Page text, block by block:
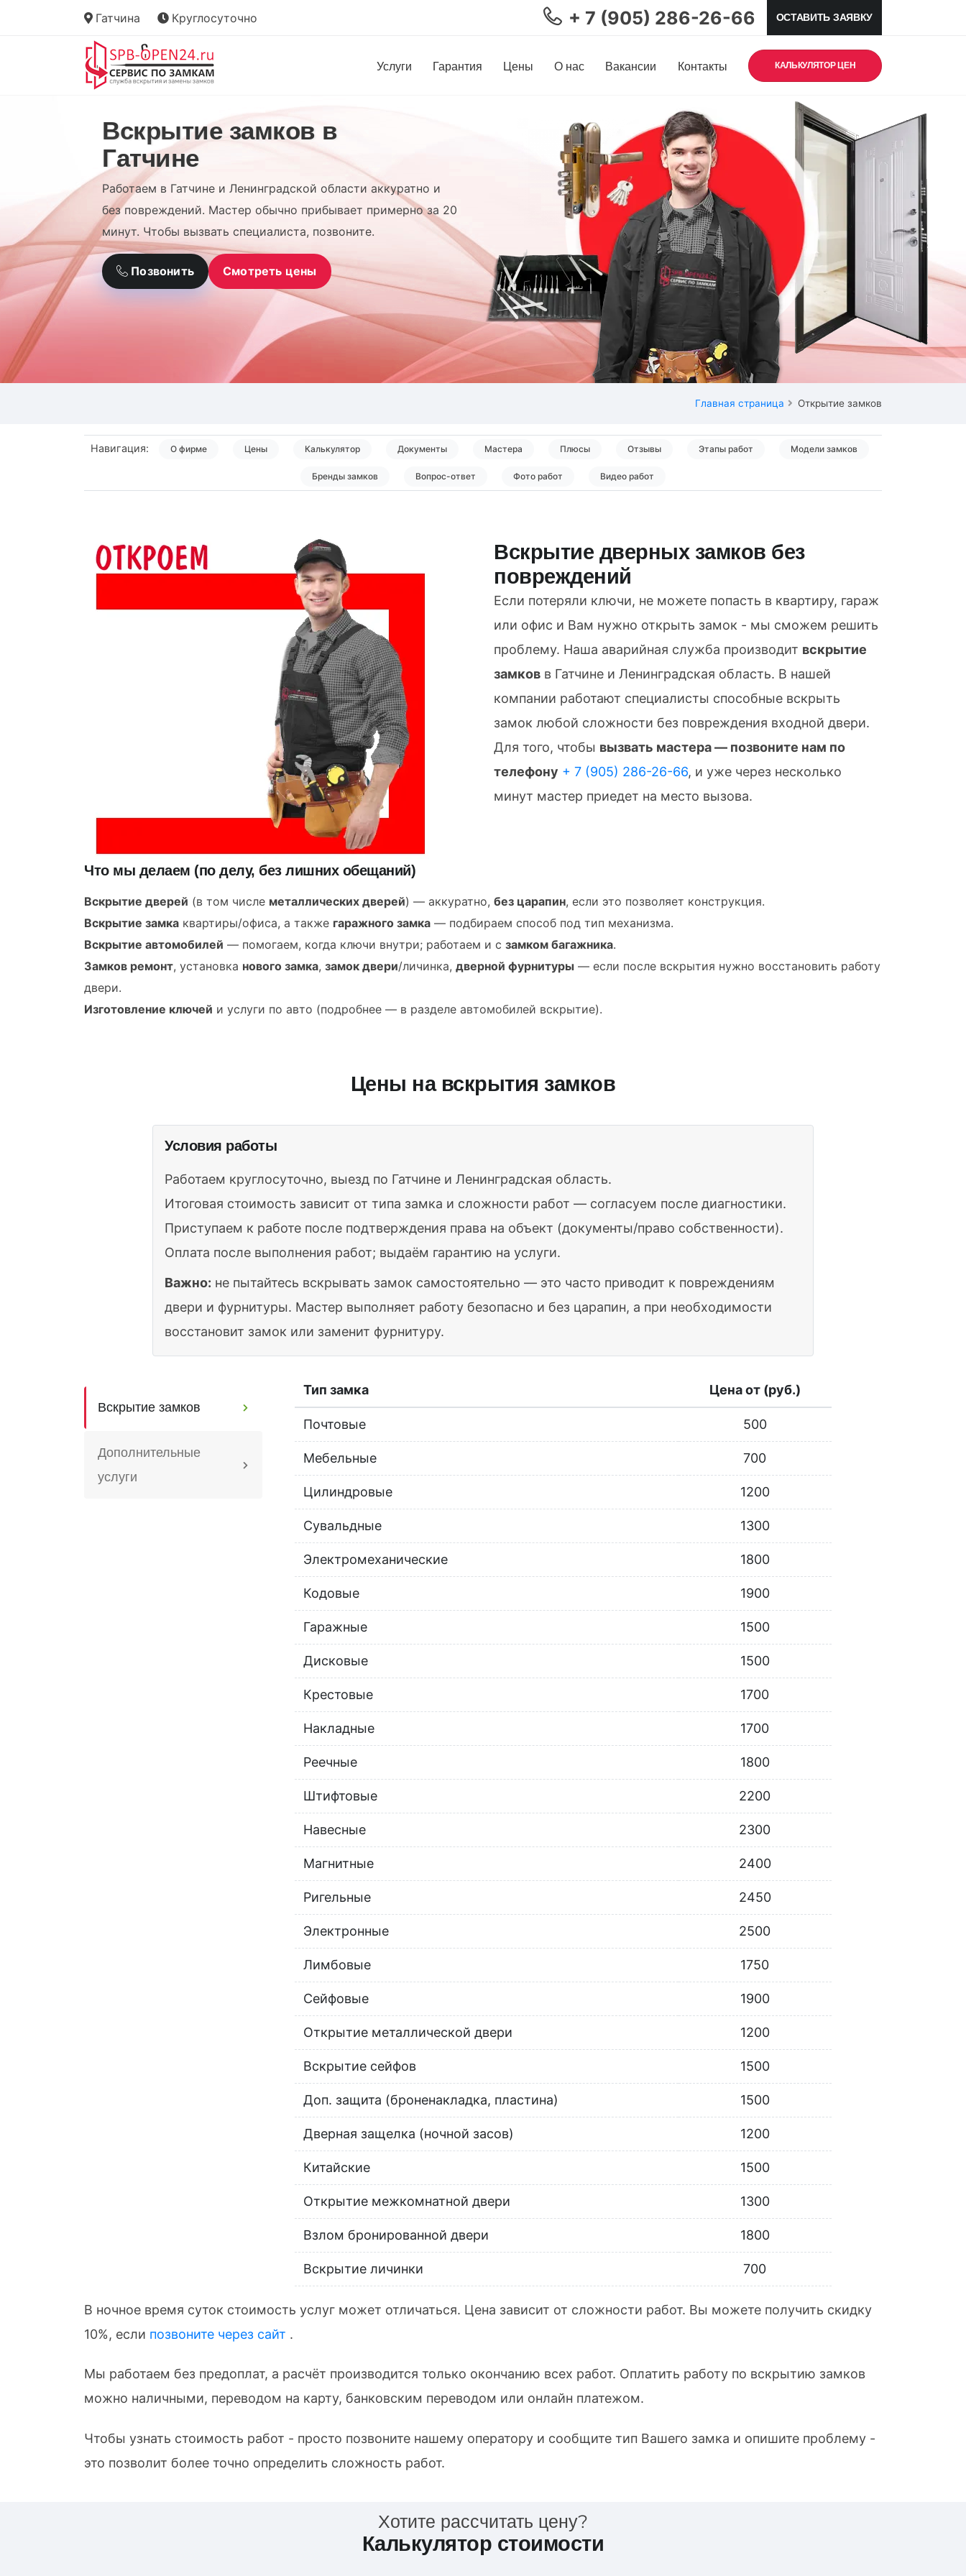
Гатчина Круглосуточно + 7 (905) 286-26-66 ОСТАВИТЬ ЗАЯВКУ
Услуги Гарантия Цены О нас Вакансии Контакты КАЛЬКУЛЯТОР ЦЕН
Вскрытие замков в
Гатчине
Работаем в Гатчине и Ленинградской области аккуратно и
без повреждений. Мастер обычно прибывает примерно за 20
минут. Чтобы вызвать специалиста, позвоните.
Позвонить Смотреть цены
Главная страница Открытие замков
Навигация: О фирме Цены Калькулятор Документы Мастера Плюсы Отзывы Этапы работ Модели замков
Бренды замков Вопрос-ответ Фото работ Видео работ
Вскрытие дверных замков без
повреждений
Если потеряли ключи, не можете попасть в квартиру, гараж
или офис и Вам нужно открыть замок - мы сможем решить
проблему. Наша аварийная служба производит вскрытие
замков в Гатчине и Ленинградская область. В нашей
компании работают специалисты способные вскрыть
замок любой сложности без повреждения входной двери.
Для того, чтобы вызвать мастера — позвоните нам по
телефону + 7 (905) 286-26-66, и уже через несколько
минут мастер приедет на место вызова.
Что мы делаем (по делу, без лишних обещаний)
Вскрытие дверей (в том числе металлических дверей) — аккуратно, без царапин, если это позволяет конструкция.
Вскрытие замка квартиры/офиса, а также гаражного замка — подбираем способ под тип механизма.
Вскрытие автомобилей — помогаем, когда ключи внутри; работаем и с замком багажника.
Замков ремонт, установка нового замка, замок двери/личинка, дверной фурнитуры — если после вскрытия нужно восстановить работу
двери.
Изготовление ключей и услуги по авто (подробнее — в разделе автомобилей вскрытие).
Цены на вскрытия замков
Условия работы
Работаем круглосуточно, выезд по Гатчине и Ленинградская область.
Итоговая стоимость зависит от типа замка и сложности работ — согласуем после диагностики.
Приступаем к работе после подтверждения права на объект (документы/право собственности).
Оплата после выполнения работ; выдаём гарантию на услуги.
Важно: не пытайтесь вскрывать замок самостоятельно — это часто приводит к повреждениям
двери и фурнитуры. Мастер выполняет работу безопасно и без царапин, а при необходимости
восстановит замок или заменит фурнитуру.
Вскрытие замков
Дополнительные
услуги
Тип замка Цена от (руб.)
Почтовые 500
Мебельные 700
Цилиндровые 1200
Сувальдные 1300
Электромеханические 1800
Кодовые 1900
Гаражные 1500
Дисковые 1500
Крестовые 1700
Накладные 1700
Реечные 1800
Штифтовые 2200
Навесные 2300
Магнитные 2400
Ригельные 2450
Электронные 2500
Лимбовые 1750
Сейфовые 1900
Открытие металлической двери 1200
Вскрытие сейфов 1500
Доп. защита (броненакладка, пластина) 1500
Дверная защелка (ночной засов) 1200
Китайские 1500
Открытие межкомнатной двери 1300
Взлом бронированной двери 1800
Вскрытие личинки 700
В ночное время суток стоимость услуг может отличаться. Цена зависит от сложности работ. Вы можете получить скидку
10%, если позвоните через сайт .
Мы работаем без предоплат, а расчёт производится только окончанию всех работ. Оплатить работу по вскрытию замков
можно наличными, переводом на карту, банковским переводом или онлайн платежом.
Чтобы узнать стоимость работ - просто позвоните нашему оператору и сообщите тип Вашего замка и опишите проблему -
это позволит более точно определить сложность работ.
Хотите рассчитать цену?
Калькулятор стоимости